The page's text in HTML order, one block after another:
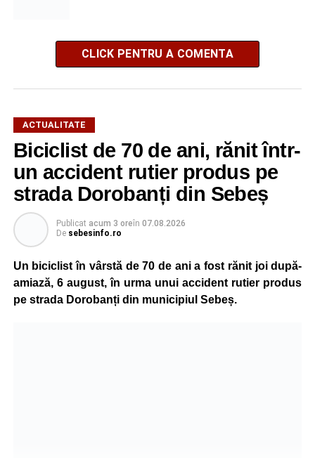
CLICK PENTRU A COMENTA
ACTUALITATE
Biciclist de 70 de ani, rănit într-
un accident rutier produs pe
strada Dorobanți din Sebeș
Publicat acum 3 oreîn 07.08.2026
De sebesinfo.ro
Un biciclist în vârstă de 70 de ani a fost rănit joi după-
amiază, 6 august, în urma unui accident rutier produs
pe strada Dorobanți din municipiul Sebeș.